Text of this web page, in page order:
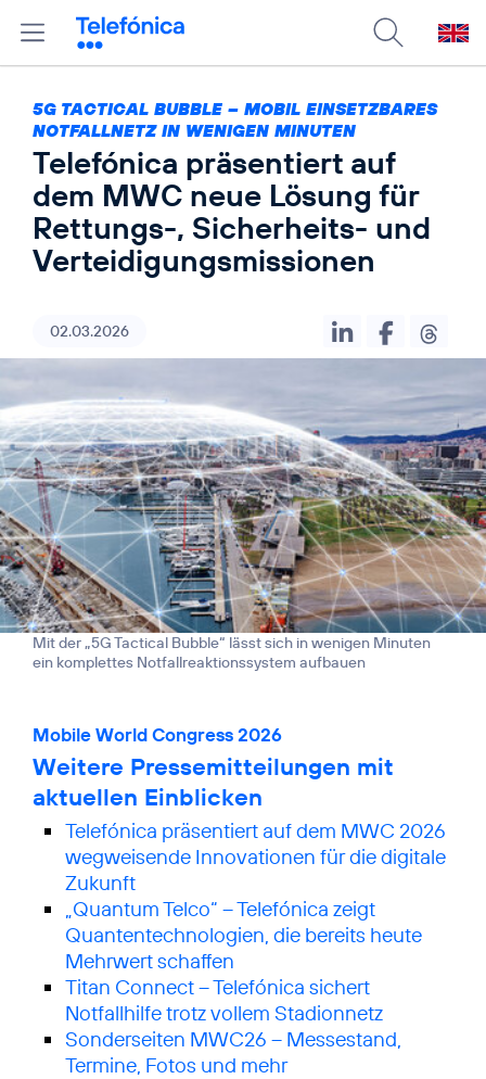
5G TACTICAL BUBBLE – MOBIL EINSETZBARES
NOTFALLNETZ IN WENIGEN MINUTEN
Telefónica präsentiert auf
dem MWC neue Lösung für
Rettungs-, Sicherheits- und
Verteidigungsmissionen
02.03.2026
Mit der „5G Tactical Bubble“ lässt sich in wenigen Minuten
ein komplettes Notfallreaktionssystem aufbauen
Mobile World Congress 2026
Weitere Pressemitteilungen mit
aktuellen Einblicken
Telefónica präsentiert auf dem MWC 2026
wegweisende Innovationen für die digitale
Zukunft
„Quantum Telco“ – Telefónica zeigt
Quanten­technologien, die bereits heute
Mehrwert schaffen
Titan Connect – Telefónica sichert
Notfallhilfe trotz vollem Stadionnetz
Sonderseiten MWC26 – Messestand,
Termine, Fotos und mehr